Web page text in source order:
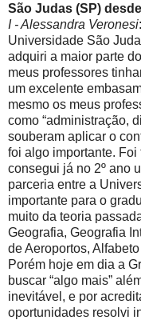
São Judas (SP)
I - Alessandra Veronesi
Universidade São
adquiri a maior parte
meus professores
um excelente
mesmo os meus
como “administração,
souberam aplicar o
foi algo importante.
consegui já no 2º ano
parceria entre a
importante para o
muito da teoria
Geografia, Geografia
de Aeroportos,
Porém hoje em dia a
buscar “algo mais”
inevitável, e por
oportunidades resolvi